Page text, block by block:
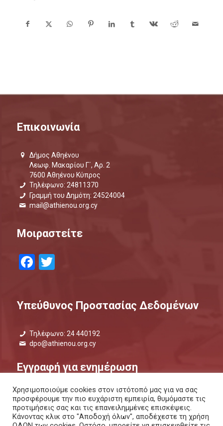
Επικοινωνία
Δήμος Αθηένου
Λεωφ. Μακαρίου Γ΄, Αρ. 2
7600 Αθηένου Κύπρος
Τηλέφωνο: 24811370
Γραμμή του Δημότη: 24524004
mail@athienou.org.cy
Μοιραστείτε
Facebook
Twitter
Υπεύθυνος Προστασίας Δεδομένων
Τηλέφωνο: 24 440192
dpo@athienou.org.cy
Εγγραφή για ενημέρωση
Μάθετε τι συμβαίνει και μείνετε ενημερωμένοι.
ΕΝΗΜΕΡΩΤΙΚΟ ΔΕΛΤΙΟ | ΜΕΣΩ SMS
Χρησιμοποιούμε cookies στον ιστότοπό μας για να σας
προσφέρουμε την πιο ευχάριστη εμπειρία, θυμόμαστε τις
προτιμήσεις σας και τις επανειλημμένες επισκέψεις.
Κάνοντας κλικ στο "Αποδοχή όλων", αποδέχεστε τη χρήση